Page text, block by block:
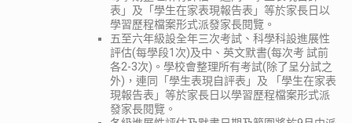
表」及「學生在家表現報告表」等於家長日以
學習歷程檔案形式派發家長閱覽。
五至六年級設全年三次考試、科學科設進展性
評估(每學段1次)及中、英文默書(每次考 試前
各2-3次)。學校會整理所有考試(除了呈分試之
外)，連同「學生表現自評表」及 「學生在家表
現報告表」等於家長日以學習歷程檔案形式派
發家長閱覽。